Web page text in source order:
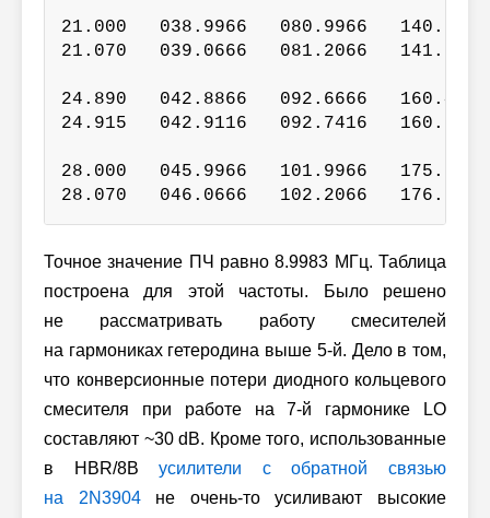
21.000   038.9966   080.9966
21.070   039.0666   081.2066
24.890   042.8866   092.6666
24.915   042.9116   092.7416
28.000   045.9966   101.9966
28.070   046.0666   102.2066
Точное значение ПЧ равно 8.9983 МГц. Таблица
построена для этой частоты. Было решено
не рассматривать работу смесителей
на гармониках гетеродина выше 5-й. Дело в том,
что конверсионные потери диодного кольцевого
смесителя при работе на7-й гармонике LO
составляют ~30 dB. Кроме того, использованные
в HBR/8Bусилители с обратной связью
на 2N3904не очень-то усиливают высокие